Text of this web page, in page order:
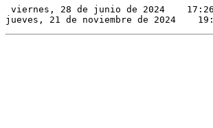
viernes, 28 de junio de 2024
jueves, 21 de noviembre de 2024